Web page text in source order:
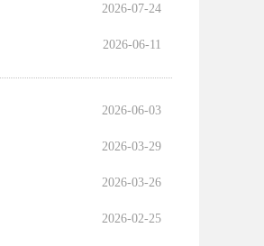
2026-07-24
2026-06-11
2026-06-03
2026-03-29
2026-03-26
2026-02-25